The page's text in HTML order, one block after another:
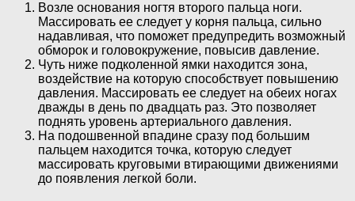
Возле основания ногтя второго пальца ноги.
Массировать ее следует у корня пальца, сильно
надавливая, что поможет предупредить возможный
обморок и головокружение, повысив давление.
Чуть ниже подколенной ямки находится зона,
воздействие на которую способствует повышению
давления. Массировать ее следует на обеих ногах
дважды в день по двадцать раз. Это позволяет
поднять уровень артериального давления.
На подошвенной впадине сразу под большим
пальцем находится точка, которую следует
массировать круговыми втирающими движениями
до появления легкой боли.